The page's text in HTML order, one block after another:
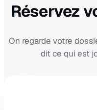
Réservez
On regarde votre
dit ce qui est